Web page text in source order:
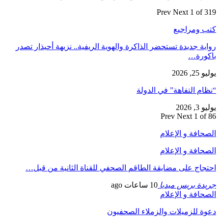
Prev Next 1 of 319
كتب ومراجيع
رواية جديدة تستحضر الذاكرة والهوية الريفية.. نزيهة أحيذار تصدر
باكورة…
يوليو 25, 2026
“نظام التفاهة” في الدولة
يوليو 3, 2026
Prev Next 1 of 86
الصحافة و الإعلام
الصحافة و الإعلام
احتجاج على مضايقة الطاقم الصحفي للقناة الثانية من قبل…
جريدة بريس ميديا 10 ساعات ago
الصحافة و الإعلام
دعوة للزميلات والزملاء الصحفيون